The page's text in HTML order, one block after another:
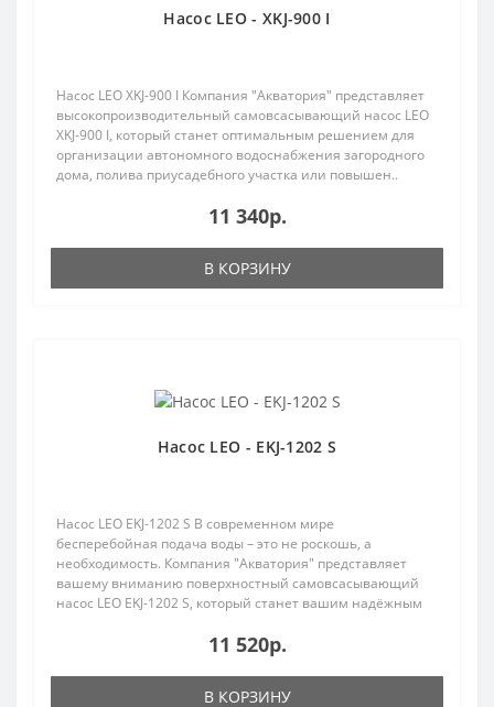
Насос LEO - XKJ-900 I
Насос LEO XKJ-900 I Компания "Акватория" представляет
высокопроизводительный самовсасывающий насос LEO
XKJ-900 I, который станет оптимальным решением для
организации автономного водоснабжения загородного
дома, полива приусадебного участка или повышен..
11 340р.
В КОРЗИНУ
Насос LEO - EKJ-1202 S
Насос LEO EKJ-1202 S В современном мире
бесперебойная подача воды – это не роскошь, а
необходимость. Компания "Акватория" представляет
вашему вниманию поверхностный самовсасывающий
насос LEO EKJ-1202 S, который станет вашим надёжным
11 520р.
В КОРЗИНУ